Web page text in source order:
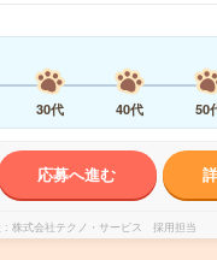
30代 40代 50
応募へ進む
株式会社テクノ・サービス 採用担当